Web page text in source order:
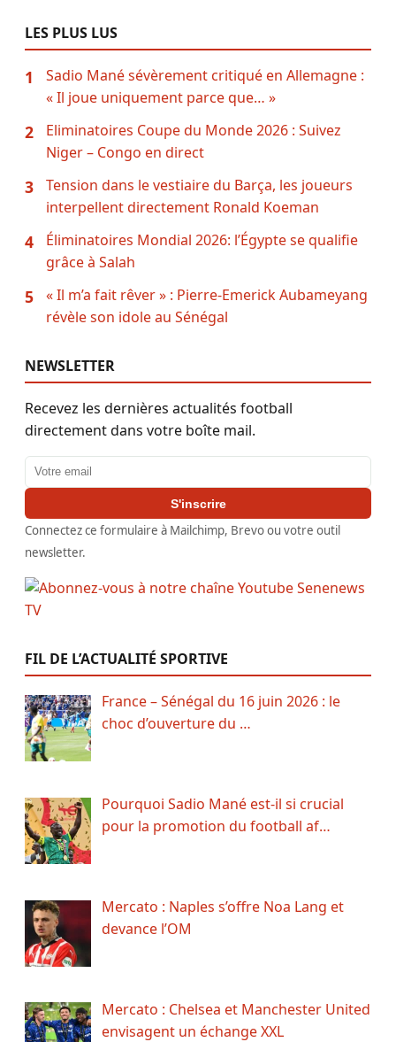
LES PLUS LUS
1
Sadio Mané sévèrement critiqué en Allemagne :
« Il joue uniquement parce que… »
2
Eliminatoires Coupe du Monde 2026 : Suivez
Niger – Congo en direct
3
Tension dans le vestiaire du Barça, les joueurs
interpellent directement Ronald Koeman
4
Éliminatoires Mondial 2026: l’Égypte se qualifie
grâce à Salah
5
« Il m’a fait rêver » : Pierre-Emerick Aubameyang
révèle son idole au Sénégal
NEWSLETTER
Recevez les dernières actualités football
directement dans votre boîte mail.
Adresse email
S'inscrire
Connectez ce formulaire à Mailchimp, Brevo ou votre outil
newsletter.
FIL DE L’ACTUALITÉ SPORTIVE
France – Sénégal du 16 juin 2026 : le
choc d’ouverture du …
Pourquoi Sadio Mané est-il si crucial
pour la promotion du football af…
Mercato : Naples s’offre Noa Lang et
devance l’OM
Mercato : Chelsea et Manchester United
envisagent un échange XXL